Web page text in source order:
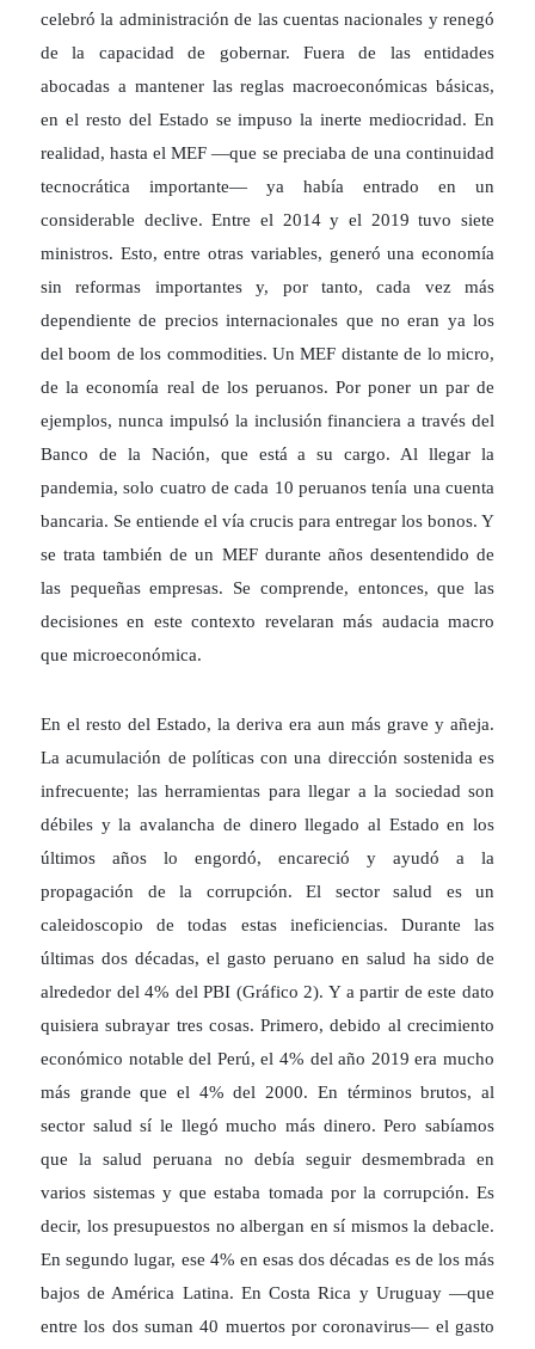
celebró la administración de las cuentas nacionales y renegó
de la capacidad de gobernar. Fuera de las entidades
abocadas a mantener las reglas macroeconómicas básicas,
en el resto del Estado se impuso la inerte mediocridad. En
realidad, hasta el MEF —que se preciaba de una continuidad
tecnocrática importante— ya había entrado en un
considerable declive. Entre el 2014 y el 2019 tuvo siete
ministros. Esto, entre otras variables, generó una economía
sin reformas importantes y, por tanto, cada vez más
dependiente de precios internacionales que no eran ya los
del boom de los commodities. Un MEF distante de lo micro,
de la economía real de los peruanos. Por poner un par de
ejemplos, nunca impulsó la inclusión financiera a través del
Banco de la Nación, que está a su cargo. Al llegar la
pandemia, solo cuatro de cada 10 peruanos tenía una cuenta
bancaria. Se entiende el vía crucis para entregar los bonos. Y
se trata también de un MEF durante años desentendido de
las pequeñas empresas. Se comprende, entonces, que las
decisiones en este contexto revelaran más audacia macro
que microeconómica.
En el resto del Estado, la deriva era aun más grave y añeja.
La acumulación de políticas con una dirección sostenida es
infrecuente; las herramientas para llegar a la sociedad son
débiles y la avalancha de dinero llegado al Estado en los
últimos años lo engordó, encareció y ayudó a la
propagación de la corrupción. El sector salud es un
caleidoscopio de todas estas ineficiencias. Durante las
últimas dos décadas, el gasto peruano en salud ha sido de
alrededor del 4% del PBI (Gráfico 2). Y a partir de este dato
quisiera subrayar tres cosas. Primero, debido al crecimiento
económico notable del Perú, el 4% del año 2019 era mucho
más grande que el 4% del 2000. En términos brutos, al
sector salud sí le llegó mucho más dinero. Pero sabíamos
que la salud peruana no debía seguir desmembrada en
varios sistemas y que estaba tomada por la corrupción. Es
decir, los presupuestos no albergan en sí mismos la debacle.
En segundo lugar, ese 4% en esas dos décadas es de los más
bajos de América Latina. En Costa Rica y Uruguay —que
entre los dos suman 40 muertos por coronavirus— el gasto